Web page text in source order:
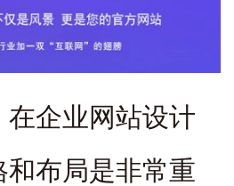
在企业网站设计
和布局是非常重